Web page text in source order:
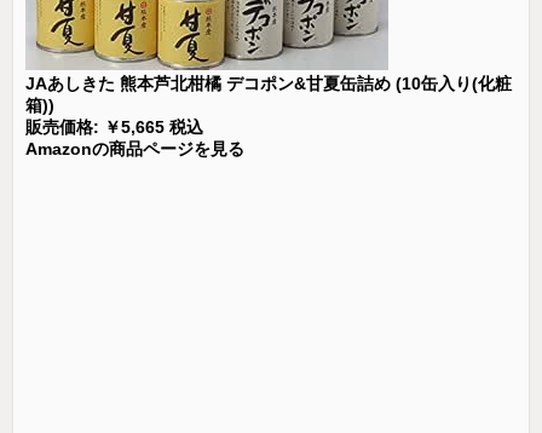
JAあしきた 熊本芦北柑橘 デコポン&甘夏缶詰め (10缶入り(化粧
箱))
販売価格: ￥5,665 税込
Amazonの商品ページを見る